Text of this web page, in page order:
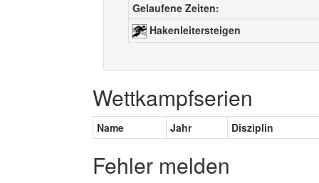
Gelaufene Zeiten:
Hakenleitersteigen
Wettkampfserien
Name Jahr Disziplin
Fehler melden